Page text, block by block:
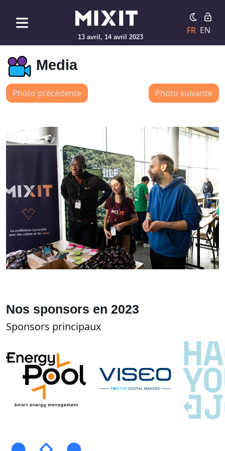
13 avril, 14 avril 2023
FR EN
Media
Photo précédente Photo suivante
Nos sponsors en 2023
Sponsors principaux